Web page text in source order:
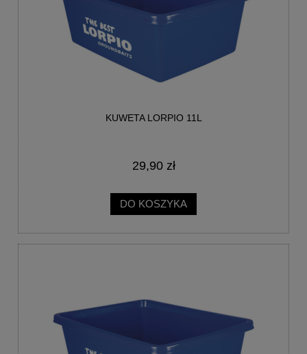
KUWETA LORPIO 11L
29,90 zł
DO KOSZYKA